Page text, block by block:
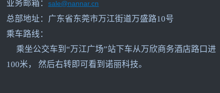
业务邮箱：sale@nannar.cn
总部地址：广东省东莞市万江街道万盛路10号
乘车路线：
乘坐公交车到“万江广场”站下车从万欣商务酒店路口进
100米， 然后右转即可看到诺丽科技。